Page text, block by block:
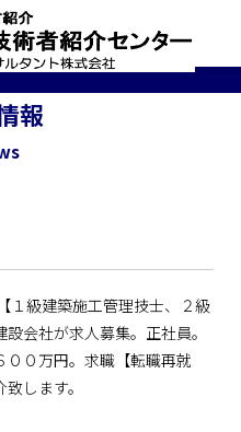
報
１級建築施工管理技士、２級
会社が求人募集。正社員。
０万円。求職【転職再就
します。